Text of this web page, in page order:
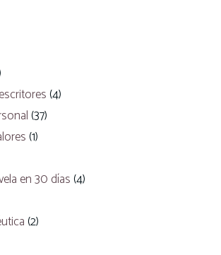
(4)
(37)
(1)
en 30 días (4)
(2)